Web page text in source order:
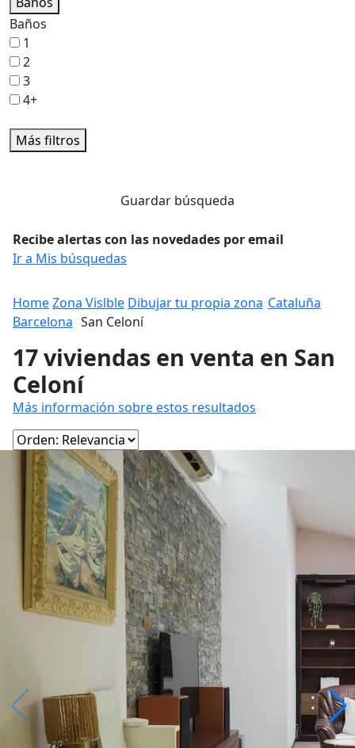
Baños
1
2
3
4+
Más filtros
Guardar búsqueda
Recibe alertas con las novedades por email
Ir a Mis búsquedas
HomeZona Vislble Dibujar tu propia zona Cataluña
Barcelona San Celoní
17 viviendas en venta en San
Celoní
Más información sobre estos resultados